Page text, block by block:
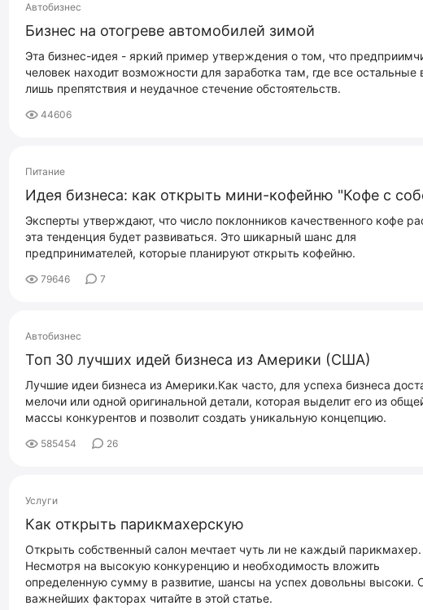
Автобизнес
Бизнес на отогреве автомобилей зимой
Эта бизнес-идея - яркий пример утверждения о том, что
человек находит возможности для заработка там, где все остальные
лишь препятствия и неудачное стечение обстоятельств.
44606
Питание
Идея бизнеса: как открыть мини-кофейню "Кофе с
Эксперты утверждают, что число поклонников качественного кофе
эта тенденция будет развиваться. Это шикарный шанс для
предпринимателей, которые планируют открыть кофейню.
79646 7
Автобизнес
Топ 30 лучших идей бизнеса из Америки (США)
Лучшие идеи бизнеса из Америки.Как часто, для успеха бизнеса
мелочи или одной оригинальной детали, которая выделит его из
массы конкурентов и позволит создать уникальную концепцию.
585454 26
Услуги
Как открыть парикмахерскую
Открыть собственный салон мечтает чуть ли не каждый парикмахер.
Несмотря на высокую конкуренцию и необходимость вложить
определенную сумму в развитие, шансы на успех довольны высоки.
важнейших факторах читайте в этой статье.